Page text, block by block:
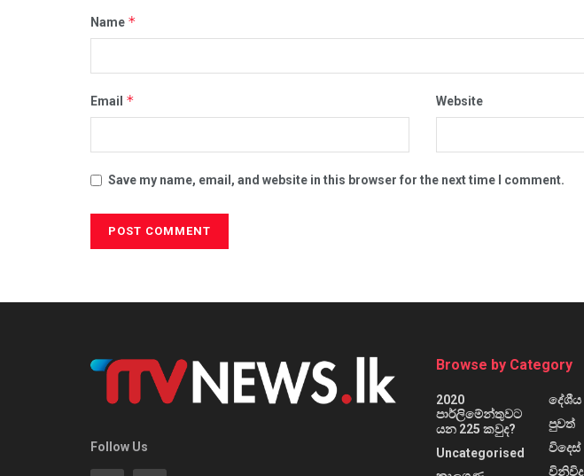
Name *
Email * Website
Save my name, email, and website in this browser for the next time I comment.
Follow Us
Browse by Category
2020
පාර්ලිමේන්තුවට
යන 225 කවුද?
Uncategorised
දේශීය
පුවත්
විදෙස්
විනිවිද